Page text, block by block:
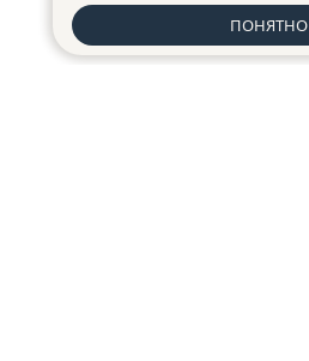
ПОНЯТНО